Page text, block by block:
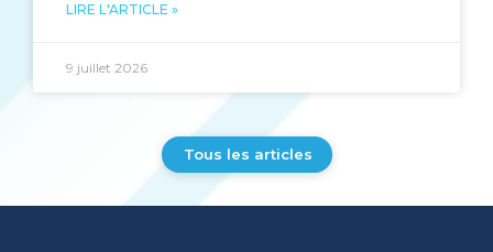
LIRE L'ARTICLE »
9 juillet 2026
Tous les articles